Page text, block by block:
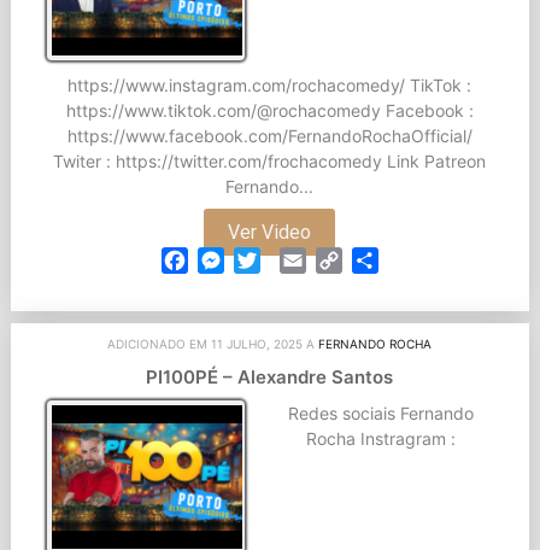
https://www.instagram.com/rochacomedy/ TikTok :
https://www.tiktok.com/@rochacomedy Facebook :
https://www.facebook.com/FernandoRochaOfficial/
Twiter : https://twitter.com/frochacomedy Link Patreon
Fernando...
Ver Video
Facebook
Messenger
TwitterEmail Copy
ADICIONADO EM 11 JULHO, 2025 A FERNANDO ROCHA
PI100PÉ – Alexandre Santos
Redes sociais Fernando
Rocha Instragram :